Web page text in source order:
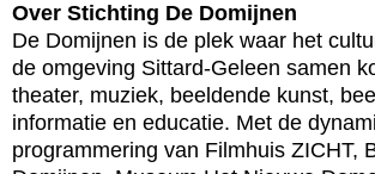
Over Stichting De Domijnen
De Domijnen is de plek waar het
de omgeving Sittard-Geleen samen
theater, muziek, beeldende kunst,
informatie en educatie. Met de
programmering van Filmhuis ZICHT,